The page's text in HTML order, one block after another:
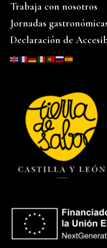
Trabaja con nosotros
Jornadas
Declaración de